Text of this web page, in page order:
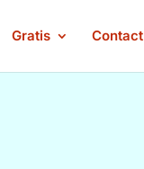
Gratis Contact